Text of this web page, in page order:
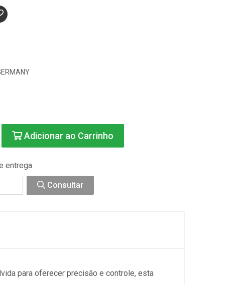
Adicionar ao Carrinho
entrega
Consultar
para oferecer precisão e controle, esta